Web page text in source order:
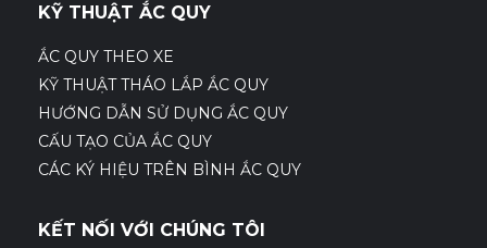
KỸ THUẬT ẮC QUY
ẮC QUY THEO XE
KỸ THUẬT THÁO LẮP ẮC QUY
HƯỚNG DẪN SỬ DỤNG ẮC QUY
CẤU TẠO CỦA ẮC QUY
CÁC KÝ HIỆU TRÊN BÌNH ẮC QUY
KẾT NỐI VỚI CHÚNG TÔI